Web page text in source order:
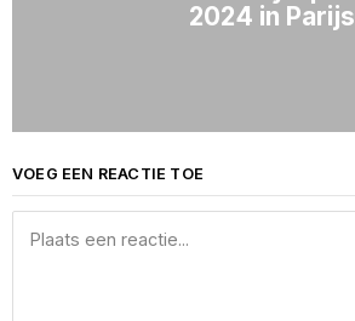
2024 in Parijs
VOEG EEN REACTIE TOE